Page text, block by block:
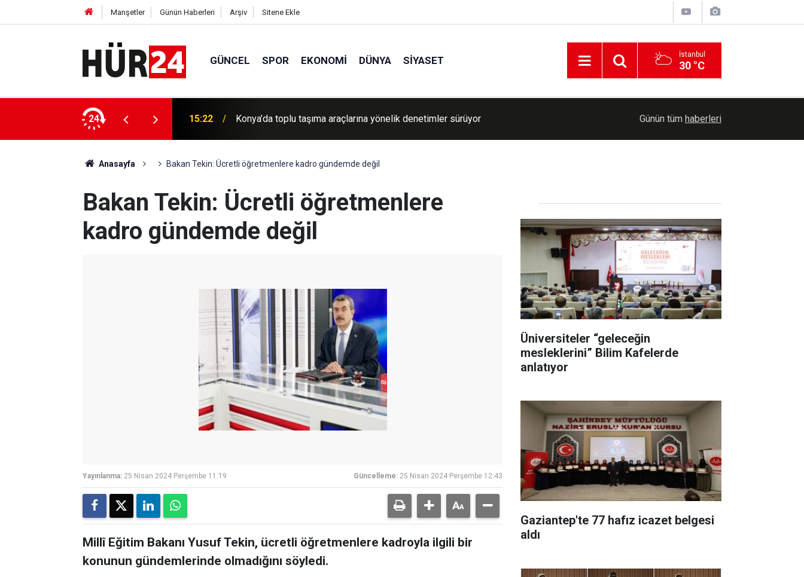
Manşetler Günün Haberleri Arşiv Sitene Ekle
GÜNCEL SPOR EKONOMI DÜNYA SIYASET İstanbul
30 °C
24
yönelik denetimler sürüyor 15:16 Konya Umut Kervanından yetim ve muhtaç ailelere yardım Küba'da elektrik krizi derinleşiyor: Talebin
Günün tüm haberleri
Anasayfa Bakan Tekin: Ücretli öğretmenlere kadro gündemde değil
Bakan Tekin: Ücretli öğretmenlere
kadro gündemde değil
Yayınlanma: 25 Nisan 2024 Perşembe 11:19 Güncelleme: 25 Nisan 2024 Perşembe 12:43
Millî Eğitim Bakanı Yusuf Tekin, ücretli öğretmenlere kadroyla ilgili bir
konunun gündemlerinde olmadığını söyledi.
Üniversiteler “geleceğin
mesleklerini” Bilim Kafelerde
anlatıyor
Gaziantep'te 77 hafız icazet belgesi
aldı